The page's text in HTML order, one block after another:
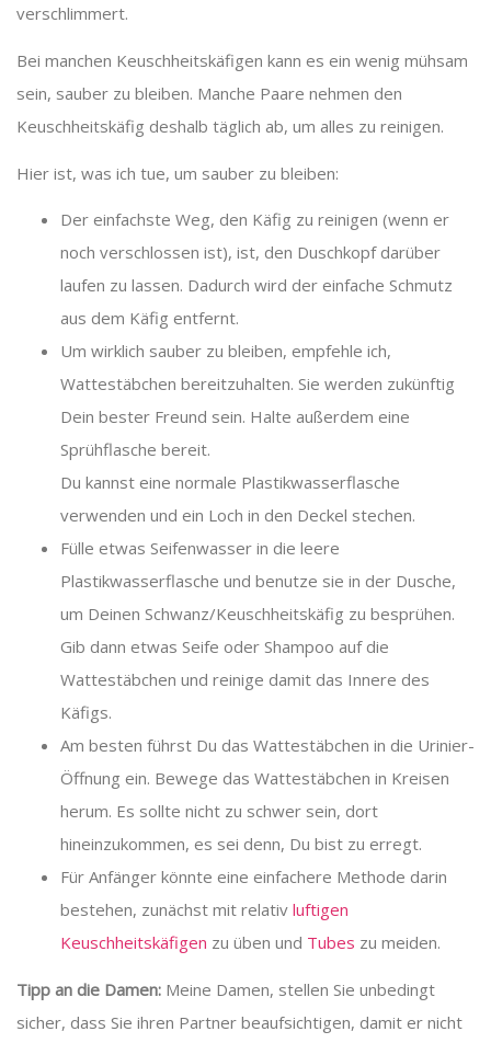
verschlimmert.
Bei manchen Keuschheitskäfigen kann es ein wenig mühsam
sein, sauber zu bleiben. Manche Paare nehmen den
Keuschheitskäfig deshalb täglich ab, um alles zu reinigen.
Hier ist, was ich tue, um sauber zu bleiben:
Der einfachste Weg, den Käfig zu reinigen (wenn er
noch verschlossen ist), ist, den Duschkopf darüber
laufen zu lassen. Dadurch wird der einfache Schmutz
aus dem Käfig entfernt.
Um wirklich sauber zu bleiben, empfehle ich,
Wattestäbchen bereitzuhalten. Sie werden zukünftig
Dein bester Freund sein. Halte außerdem eine
Sprühflasche bereit.
Du kannst eine normale Plastikwasserflasche
verwenden und ein Loch in den Deckel stechen.
Fülle etwas Seifenwasser in die leere
Plastikwasserflasche und benutze sie in der Dusche,
um Deinen Schwanz/Keuschheitskäfig zu besprühen.
Gib dann etwas Seife oder Shampoo auf die
Wattestäbchen und reinige damit das Innere des
Käfigs.
Am besten führst Du das Wattestäbchen in die Urinier-
Öffnung ein. Bewege das Wattestäbchen in Kreisen
herum. Es sollte nicht zu schwer sein, dort
hineinzukommen, es sei denn, Du bist zu erregt.
Für Anfänger könnte eine einfachere Methode darin
bestehen, zunächst mit relativ luftigen
Keuschheitskäfigen zu üben und Tubes zu meiden.
Tipp an die Damen: Meine Damen, stellen Sie unbedingt
sicher, dass Sie ihren Partner beaufsichtigen, damit er nicht